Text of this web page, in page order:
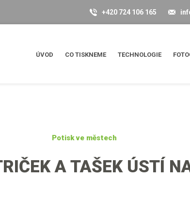
+420 724 106 165
ÚVOD CO TISKNEME TECHNOLOGIE
Potisk ve městech
A TAŠEK ÚSTÍ